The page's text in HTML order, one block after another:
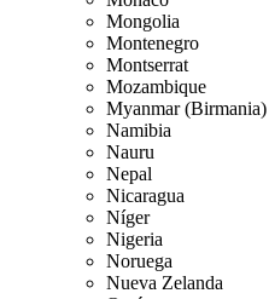
Mongolia
Montenegro
Montserrat
Mozambique
Myanmar (Birmania)
Namibia
Nauru
Nepal
Nicaragua
Níger
Nigeria
Noruega
Nueva Zelanda